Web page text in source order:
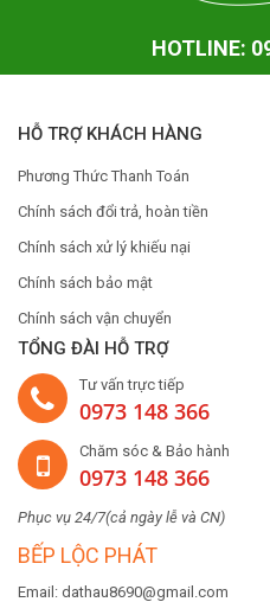
HOTLINE:
HỖ TRỢ KHÁCH HÀNG
Phương Thức Thanh Toán
Chính sách đổi trả, hoàn tiền
Chính sách xử lý khiếu nại
Chính sách bảo mật
Chính sách vận chuyển
TỔNG ĐÀI HỖ TRỢ
Tư vấn trực tiếp
0973 148 366
Chăm sóc & Bảo hành
0973 148 366
Phục vụ 24/7(cả ngày lễ và CN)
BẾP LỘC PHÁT
Email: dathau8690@gmail.com